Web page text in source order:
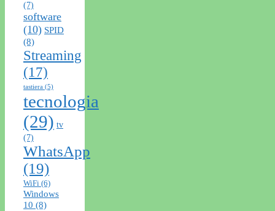
(7)
software
(10) SPID
(8)
Streaming
(17)
tastiera (5)
tecnologia
(29) tv
(7)
WhatsApp
(19)
WiFi (6)
Windows
10 (8)